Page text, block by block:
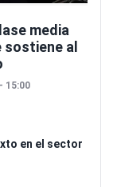
media
sostiene al
15:00
en el sector